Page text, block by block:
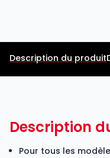
Description du produit
Description
Pour tous les